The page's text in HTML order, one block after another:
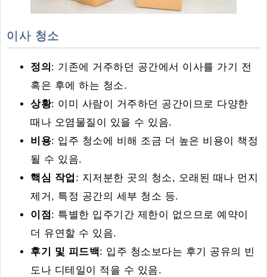
이사 청소
정의 : 기존에 거주하던 공간에서 이사를 가기 전
혹은 후에 하는 청소.
상황: 이미 사람이 거주하던 공간이므로 다양한
때나 오염물질이 있을 수 있음.
비용: 입주 청소에 비해 조금 더 높은 비용이 책정
될 수 있음.
핵심 작업 : 지저분한 곳의 청소, 오래된 때나 먼지
제거, 특정 공간의 세부 청소 등.
이점: 특별한 입주기간 제한이 없으므로 예약이
더 유연할 수 있음.
후기 및 피드백: 입주 청소보다는 후기 공유의 빈
도나 디테일이 적을 수 있음.